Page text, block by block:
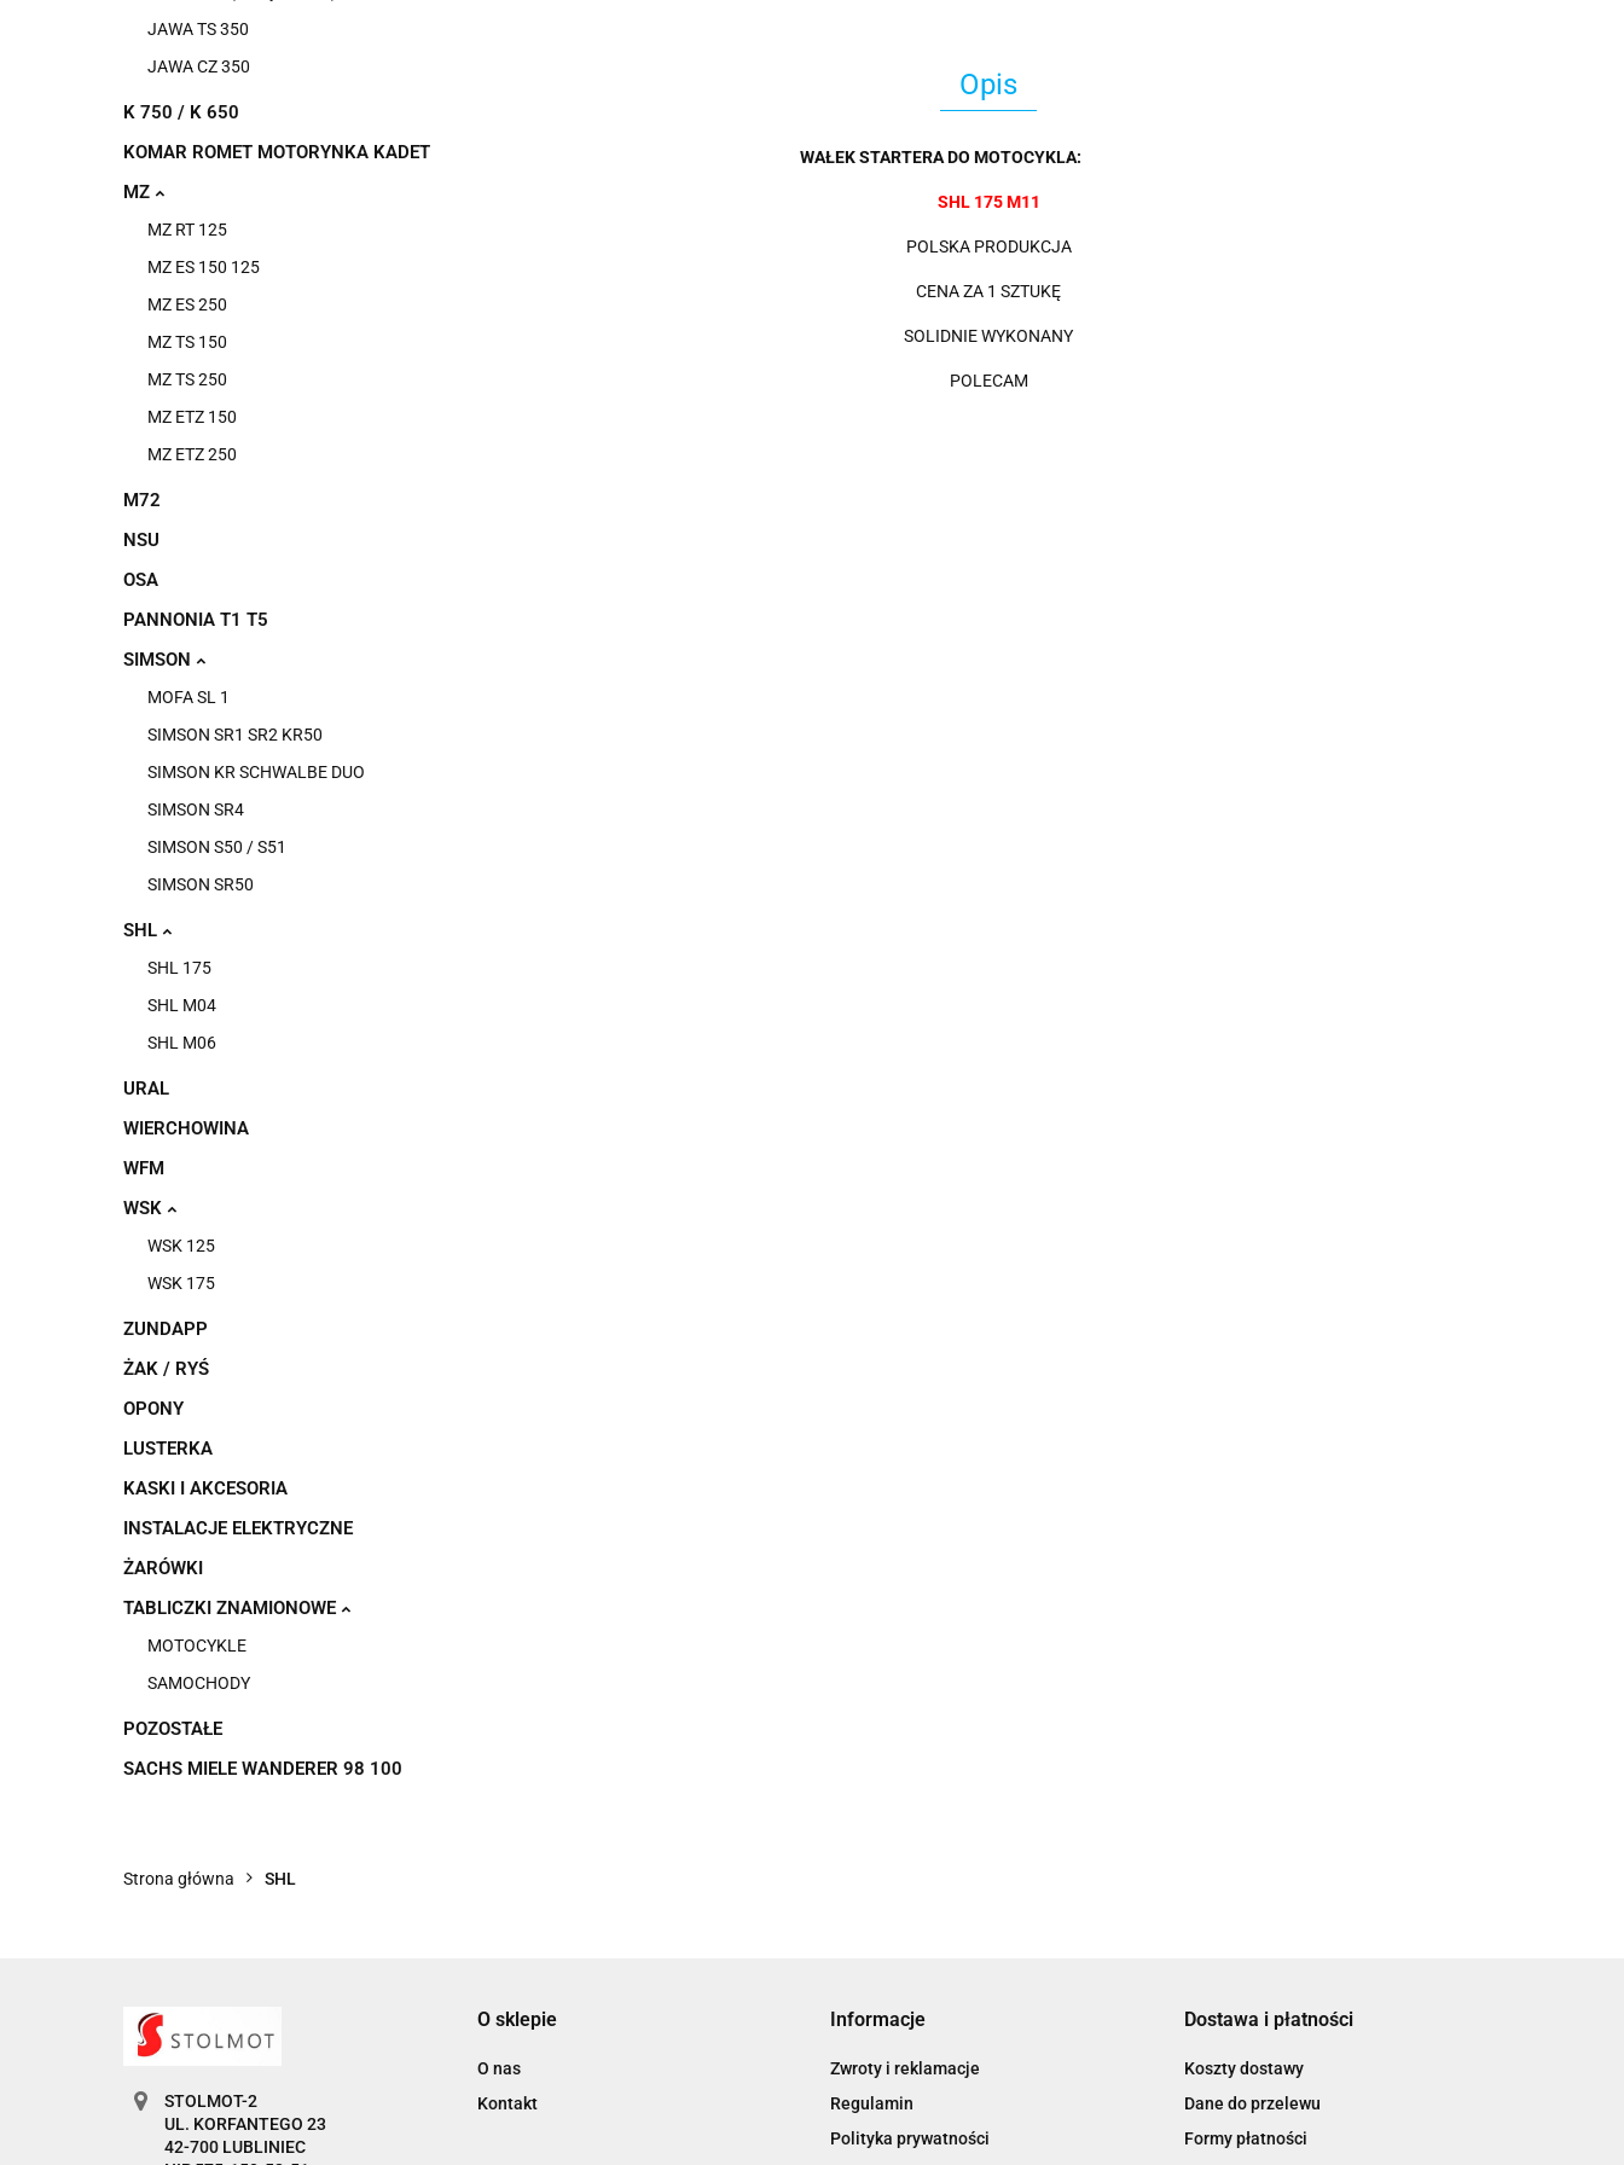
JAWA TS 350
JAWA CZ 350
K 750 / K 650
KOMAR ROMET MOTORYNKA KADET
MZ
MZ RT 125
MZ ES 150 125
MZ ES 250
MZ TS 150
MZ TS 250
MZ ETZ 150
MZ ETZ 250
M72
NSU
OSA
PANNONIA T1 T5
SIMSON
MOFA SL 1
SIMSON SR1 SR2 KR50
SIMSON KR SCHWALBE DUO
SIMSON SR4
SIMSON S50 / S51
SIMSON SR50
SHL
SHL 175
SHL M04
SHL M06
URAL
WIERCHOWINA
WFM
WSK
WSK 125
WSK 175
ZUNDAPP
ŻAK / RYŚ
OPONY
LUSTERKA
KASKI I AKCESORIA
INSTALACJE ELEKTRYCZNE
ŻARÓWKI
TABLICZKI ZNAMIONOWE
MOTOCYKLE
SAMOCHODY
POZOSTAŁE
SACHS MIELE WANDERER 98 100
Opis
WAŁEK STARTERA DO MOTOCYKLA:
SHL 175 M11
POLSKA PRODUKCJA
CENA ZA 1 SZTUKĘ
SOLIDNIE WYKONANY
POLECAM
Strona główna SHL
STOLMOT-2
UL. KORFANTEGO 23
42-700 LUBLINIEC
O sklepie
O nas
Kontakt
Informacje
Zwroty i reklamacje
Regulamin
Polityka prywatności
Dostawa i płatności
Koszty dostawy
Dane do przelewu
Formy płatności